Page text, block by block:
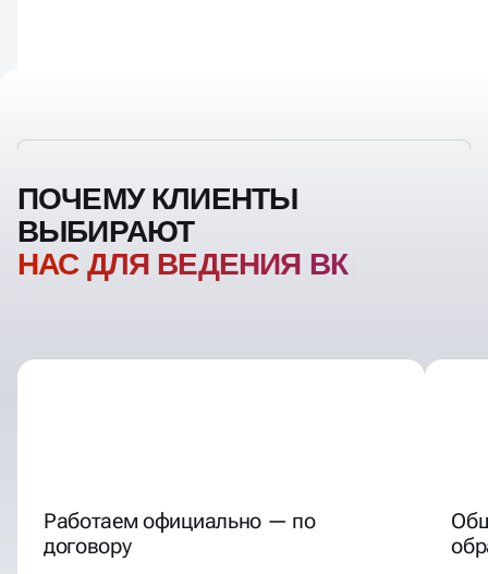
ПОЧЕМУ КЛИЕНТЫ
ВЫБИРАЮТ
НАС ДЛЯ ВЕДЕНИЯ ВК
Работаем официально — по
договору